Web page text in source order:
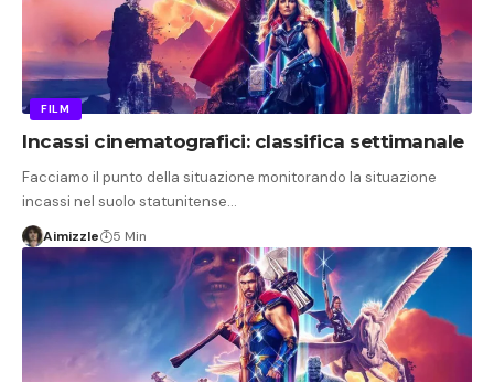
FILM
Incassi cinematografici: classifica settimanale
Facciamo il punto della situazione monitorando la situazione
incassi nel suolo statunitense…
Aimizzle 5 Min